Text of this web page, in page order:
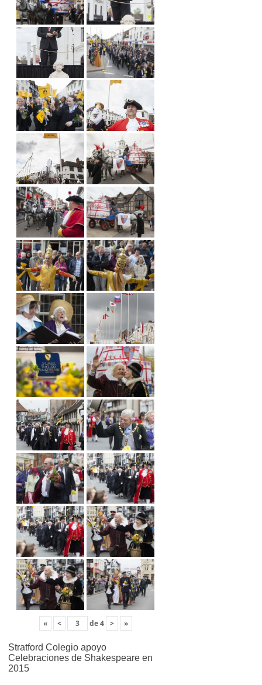
« < de4 > »
Stratford Colegio apoyo
Celebraciones de Shakespeare en
2015